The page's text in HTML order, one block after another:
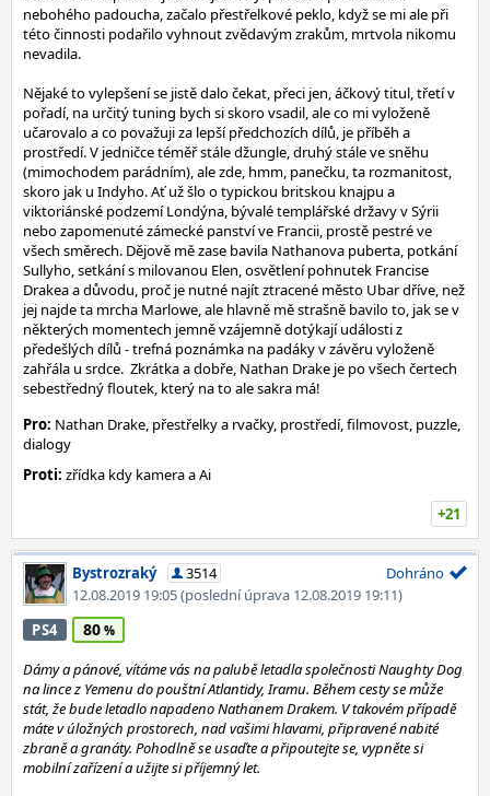
nebohého padoucha, začalo přestřelkové peklo, když se mi ale při
této činnosti podařilo vyhnout zvědavým zrakům, mrtvola nikomu
nevadila.
Nějaké to vylepšení se jistě dalo čekat, přeci jen, áčkový titul, třetí v
pořadí, na určitý tuning bych si skoro vsadil, ale co mi vyloženě
učarovalo a co považuji za lepší předchozích dílů, je příběh a
prostředí. V jedničce téměř stále džungle, druhý stále ve sněhu
(mimochodem parádním), ale zde, hmm, panečku, ta rozmanitost,
skoro jak u Indyho. Ať už šlo o typickou britskou knajpu a
viktoriánské podzemí Londýna, bývalé templářské državy v Sýrii
nebo zapomenuté zámecké panství ve Francii, prostě pestré ve
všech směrech. Dějově mě zase bavila Nathanova puberta, potkání
Sullyho, setkání s milovanou Elen, osvětlení pohnutek Francise
Drakea a důvodu, proč je nutné najít ztracené město Ubar dříve, než
jej najde ta mrcha Marlowe, ale hlavně mě strašně bavilo to, jak se v
některých momentech jemně vzájemně dotýkají události z
předešlých dílů - trefná poznámka na padáky v závěru vyloženě
zahřála u srdce. Zkrátka a dobře, Nathan Drake je po všech čertech
sebestředný floutek, který na to ale sakra má!
Pro: Nathan Drake, přestřelky a rvačky, prostředí, filmovost, puzzle,
dialogy
Proti: zřídka kdy kamera a Ai
+21
Bystrozraký
3514
12.08.2019 19:05(poslední úprava 12.08.2019 19:11)
Dohráno
PS4 80
Dámy a pánové, vítáme vás na palubě letadla společnosti Naughty Dog
na lince z Yemenu do pouštní Atlantidy, Iramu. Během cesty se může
stát, že bude letadlo napadeno Nathanem Drakem. V takovém případě
máte v úložných prostorech, nad vašimi hlavami, připravené nabité
zbraně a granáty. Pohodlně se usaďte a připoutejte se, vypněte si
mobilní zařízení a užijte si příjemný let.